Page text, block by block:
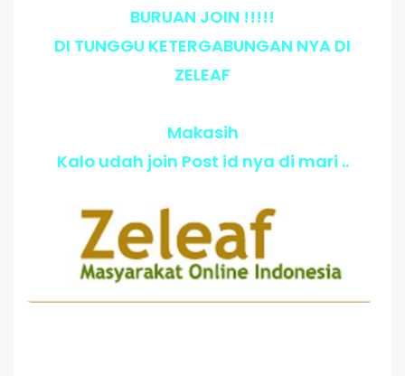
BURUAN JOIN !!!!!
DI TUNGGU KETERGABUNGAN NYA DI
ZELEAF
Makasih
Kalo udah join Post id nya di mari ..